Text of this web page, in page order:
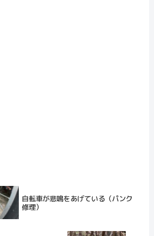
自転車が悲鳴をあげている（パンク
修理）